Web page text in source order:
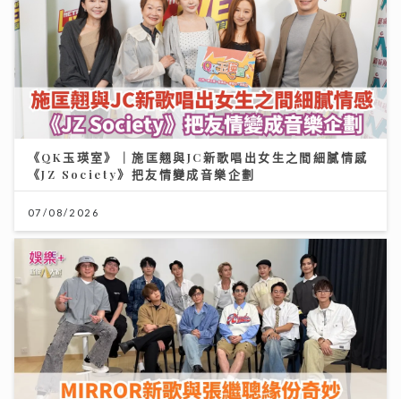
《QK玉瑛室》｜施匡翹與JC新歌唱出女生之間細膩情感
《JZ Society》把友情變成音樂企劃
07/08/2026